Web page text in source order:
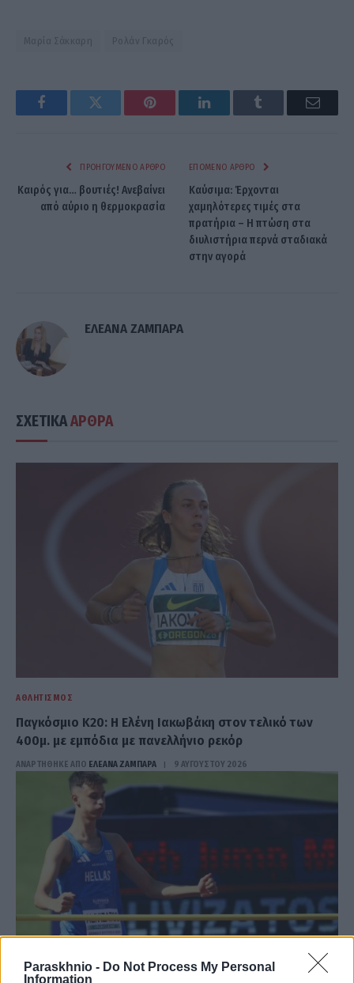
Paraskhnio - Do Not Process My Personal
Information
Μαρία Σάκκαρη Ρολάν Γκαρός
FacebookTwitter Pinterest LinkedInTumblr Email
ΠΡΟΗΓΟΎΜΕΝΟ ΆΡΘΡΟ
Καιρός για… βουτιές! Ανεβαίνει
από αύριο η θερμοκρασία
ΕΠΌΜΕΝΟ ΆΡΘΡΟ
Καύσιμα: Έρχονται
χαμηλότερες τιμές στα
πρατήρια – Η πτώση στα
διυλιστήρια περνά σταδιακά
στην αγορά
ΕΛΕΑΝΑ ΖΑΜΠΑΡΑ
ΣΧΕΤΙΚΑΑΡΘΡΑ
ΑΘΛΗΤΙΣΜΌΣ
Παγκόσμιο Κ20: Η Ελένη Ιακωβάκη στον τελικό των
400μ. με εμπόδια με πανελλήνιο ρεκόρ
ΑΝΑΡΤΗΘΗΚΕ ΑΠΟ ΕΛΕΑΝΑ ΖΑΜΠΑΡΑ 9 ΑΥΓΟΎΣΤΟΥ 2026